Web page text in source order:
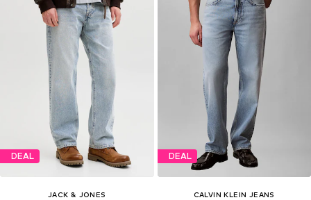
DEAL
JACK & JONES
DEAL
CALVIN KLEIN JEANS